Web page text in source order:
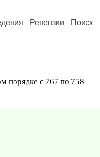
Рецензии Поиск
порядке с 767 по 758